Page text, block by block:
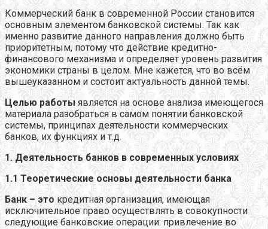
Коммерческий банк в современной России становится
основным элементом банковской системы. Так как
именно развитие данного направления должно быть
приоритетным, потому что действие кредитно-
финансового механизма и определяет уровень развития
экономики страны в целом. Мне кажется, что во всём
вышеуказанном и состоит актуальность данной темы.
Целью работы является на основе анализа имеющегося
материала разобраться в самом понятии банковской
системы, принципах деятельности коммерческих
банков, их функциях и т.д.
1. Деятельность банков в современных условиях
1.1 Теоретические основы деятельности банка
Банк – это кредитная организация, имеющая
исключительное право осуществлять в совокупности
следующие банковские операции: привлечение во